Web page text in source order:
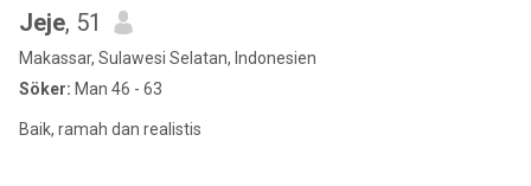
Jeje, 51
Makassar, Sulawesi Selatan, Indonesien
Söker: Man 46 - 63
Baik, ramah dan realistis